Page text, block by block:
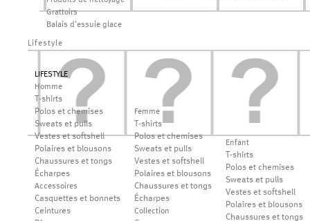
Grattoirs
Balais d'essuie glace
Lifestyle
LIFESTYLE
Homme
T-shirts
Polos et chemises
Sweats et pulls
Vestes et softshell
Polaires et blousons
Chaussures et tongs
Écharpes
Accessoires
Casquettes et bonnets
Ceintures
Femme
T-shirts
Polos et chemises
Sweats et pulls
Vestes et softshell
Polaires et blousons
Chaussures et tongs
Écharpes
Collection
Enfant
T-shirts
Polos et chemises
Sweats et pulls
Vestes et softshell
Polaires et blousons
Chaussures et tongs